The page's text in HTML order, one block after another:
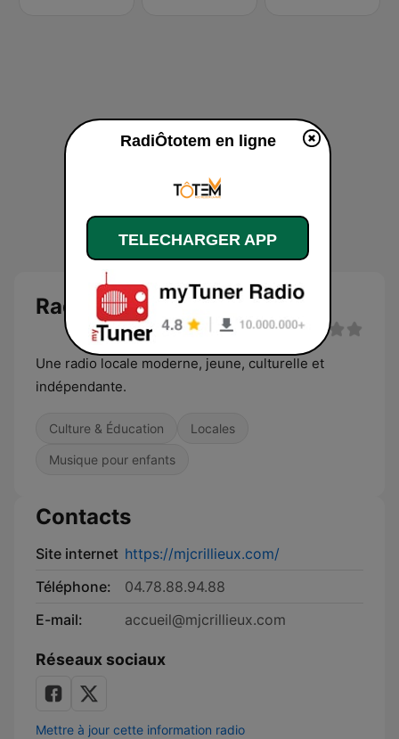
RadiÔtotem
Une radio locale moderne, jeune, culturelle et
indépendante.
Culture & Éducation Locales
Musique pour enfants
Contacts
Site internet https://mjcrillieux.com/
Téléphone:
04.78.88.94.88
E-mail:
accueil@mjcrillieux.com
Réseaux sociaux
Mettre à jour cette information radio
RadiÔtotem en ligne
TELECHARGER APP